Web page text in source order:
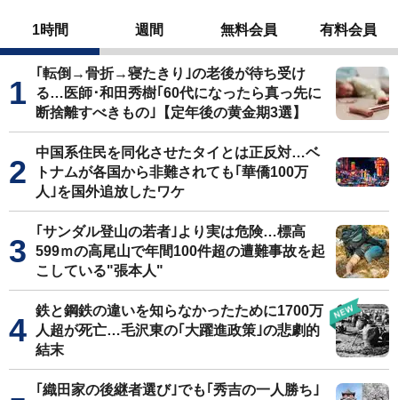
1時間 週間 無料会員 有料会員
｢転倒→骨折→寝たきり｣の老後が待ち受け
る…医師･和田秀樹｢60代になったら真っ先に
断捨離すべきもの｣【定年後の黄金期3選】
中国系住民を同化させたタイとは正反対…ベ
トナムが各国から非難されても｢華僑100万
人｣を国外追放したワケ
｢サンダル登山の若者｣より実は危険…標高
599ｍの高尾山で年間100件超の遭難事故を起
こしている"張本人"
鉄と鋼鉄の違いを知らなかったために1700万
人超が死亡…毛沢東の｢大躍進政策｣の悲劇的
結末
｢織田家の後継者選び｣でも｢秀吉の一人勝ち｣